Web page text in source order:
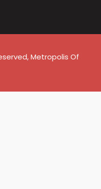
Metropolis Of